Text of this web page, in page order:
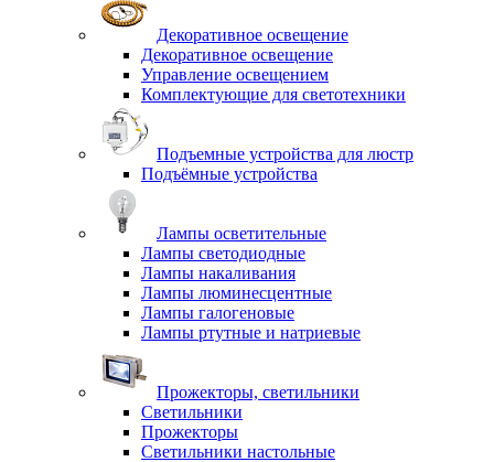
Декоративное освещение
Декоративное освещение
Управление освещением
Комплектующие для светотехники
Подъемные устройства для люстр
Подъёмные устройства
Лампы осветительные
Лампы светодиодные
Лампы накаливания
Лампы люминесцентные
Лампы галогеновые
Лампы ртутные и натриевые
Прожекторы, светильники
Светильники
Прожекторы
Светильники настольные